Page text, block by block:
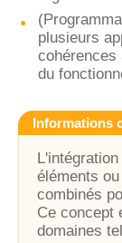
plusieurs
cohérences
du
Informations
éléments
combinés
Ce concept
domaines